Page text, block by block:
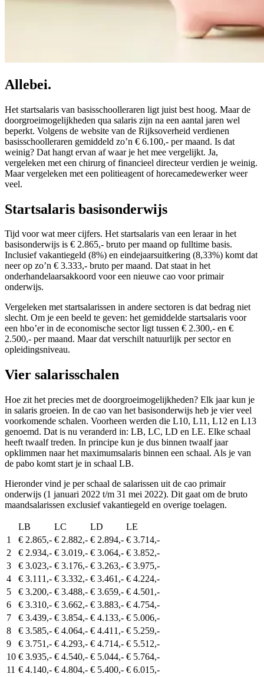
Allebei.
Het startsalaris van basisschoolleraren ligt juist best hoog. Maar de
doorgroeimogelijkheden qua salaris zijn na een aantal jaren wel
beperkt. Volgens de website van de Rijksoverheid verdienen
basisschoolleraren gemiddeld zo’n € 6.100,- per maand. Is dat
weinig? Dat hangt ervan af waar je het mee vergelijkt. Ja,
vergeleken met een chirurg of financieel directeur verdien je weinig.
Maar vergeleken met een politieagent of horecamedewerker weer
veel.
Startsalaris basisonderwijs
Tijd voor wat meer cijfers. Het startsalaris van een leraar in het
basisonderwijs is € 2.865,- bruto per maand op fulltime basis.
Inclusief vakantiegeld (8%) en eindejaarsuitkering (8,33%) komt dat
neer op zo’n € 3.333,- bruto per maand. Dat staat in het
onderhandelaarsakkoord voor een nieuwe cao voor primair
onderwijs.
Vergeleken met startsalarissen in andere sectoren is dat bedrag niet
slecht. Om je een beeld te geven: het gemiddelde startsalaris voor
een hbo’er in de economische sector ligt tussen € 2.300,- en €
2.500,- per maand. Maar dat verschilt natuurlijk per sector en
opleidingsniveau.
Vier salarisschalen
Hoe zit het precies met de doorgroeimogelijkheden? Elk jaar kun je
in salaris groeien. In de cao van het basisonderwijs heb je vier veel
voorkomende schalen. Voorheen werden die L10, L11, L12 en L13
genoemd. Dat is nu veranderd in: LB, LC, LD en LE. Elke schaal
heeft twaalf treden. In principe kun je dus binnen twaalf jaar
opklimmen naar het maximumsalaris binnen een schaal. Als je van
de pabo komt start je in schaal LB.
Hieronder vind je per schaal de salarissen uit de cao primair
onderwijs (1 januari 2022 t/m 31 mei 2022). Dit gaat om de bruto
maandsalarissen exclusief vakantiegeld en overige toelagen.
LB LC LD
LE
1
€ 2.865,- € 2.882,- € 2.894,- € 3.714,-
2
€ 2.934,- € 3.019,- € 3.064,- € 3.852,-
3
€ 3.023,- € 3.176,- € 3.263,- € 3.975,-
4
€ 3.111,- € 3.332,- € 3.461,- € 4.224,-
5
€ 3.200,- € 3.488,- € 3.659,- € 4.501,-
6
€ 3.310,- € 3.662,- € 3.883,- € 4.754,-
7
€ 3.439,- € 3.854,- € 4.133,- € 5.006,-
8
€ 3.585,- € 4.064,- € 4.411,- € 5.259,-
9
€ 3.751,- € 4.293,- € 4.714,- € 5.512,-
10 € 3.935,- € 4.540,- € 5.044,- € 5.764,-
11 € 4.140,- € 4.804,- € 5.400,- € 6.015,-